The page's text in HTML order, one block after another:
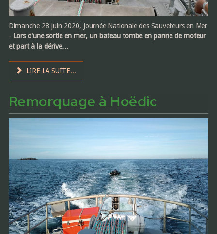
Dimanche 28 juin 2020, Journée Nationale des Sauveteurs en Mer
- Lors d'une sortie en mer, un bateau tombe en panne de moteur
et part à la dérive…
LIRE LA SUITE...
Remorquage à Hoëdic